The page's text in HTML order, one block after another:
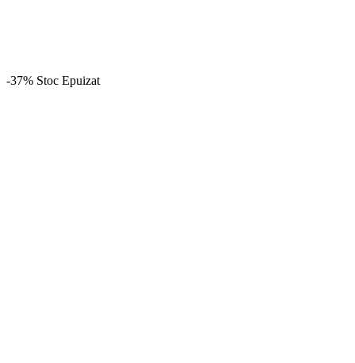
-37% Stoc Epuizat